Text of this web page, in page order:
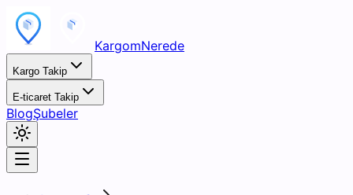
KargomNerede
Kargo Takip
E-ticaret Takip
BlogŞubeler